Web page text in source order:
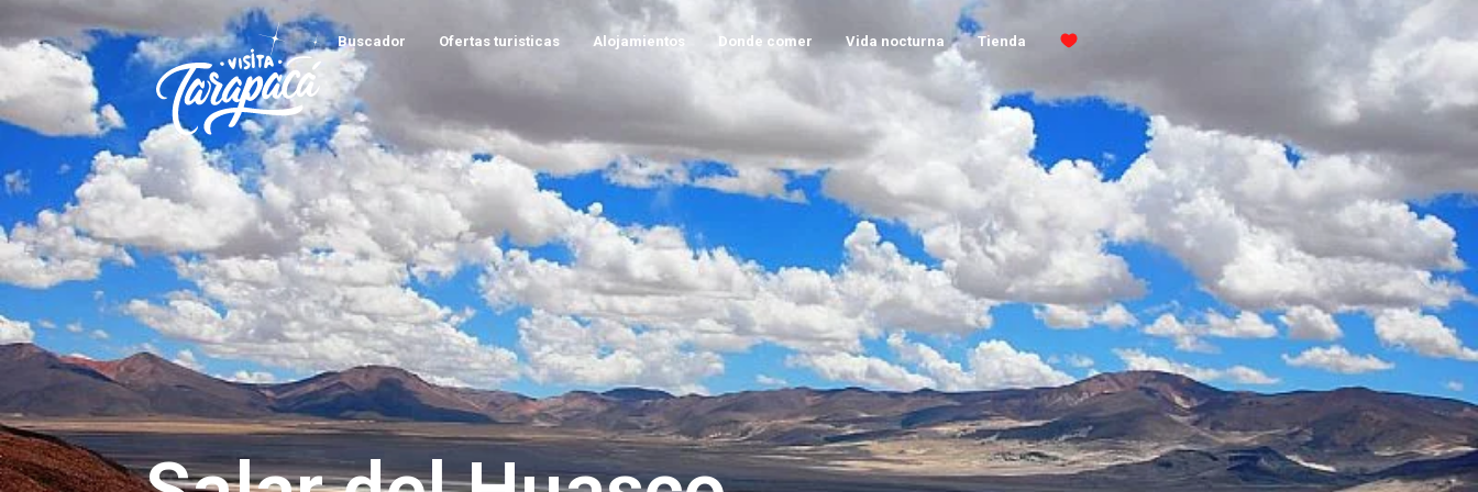
Buscador Ofertas turisticas Alojamientos Donde comer Vida nocturna Tienda